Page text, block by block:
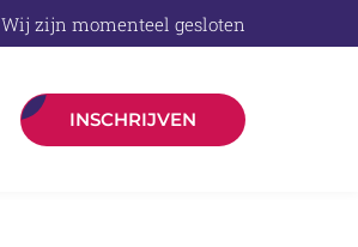
Wij zijn momenteel gesloten
INSCHRIJVEN